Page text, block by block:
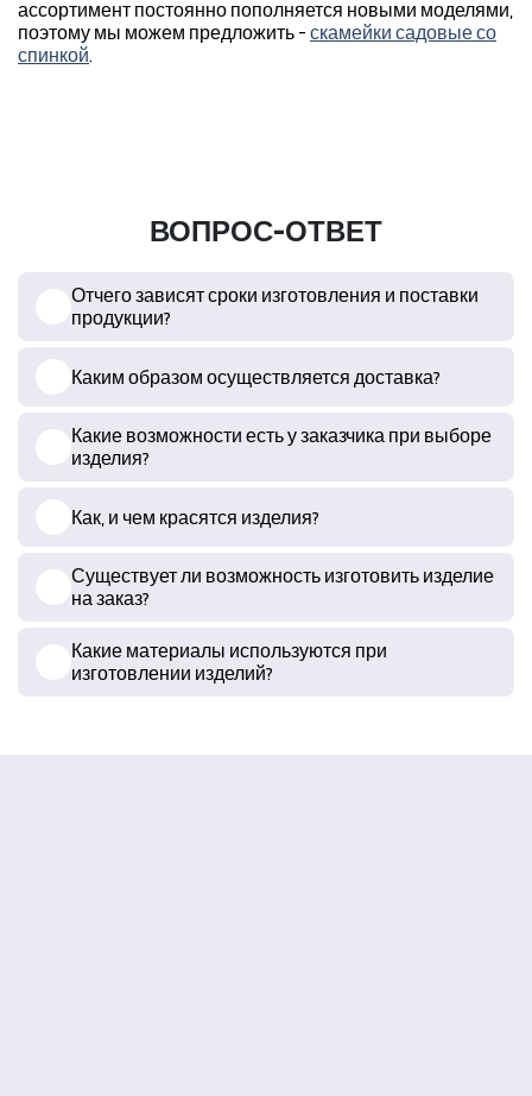
ассортимент постоянно пополняется новыми моделями,
поэтому мы можем предложить - скамейки садовые со
спинкой.
ВОПРОС-ОТВЕТ
Отчего зависят сроки изготовления и поставки
продукции?
Каким образом осуществляется доставка?
Какие возможности есть у заказчика при выборе
изделия?
Как, и чем красятся изделия?
Существует ли возможность изготовить изделие
на заказ?
Какие материалы используются при
изготовлении изделий?